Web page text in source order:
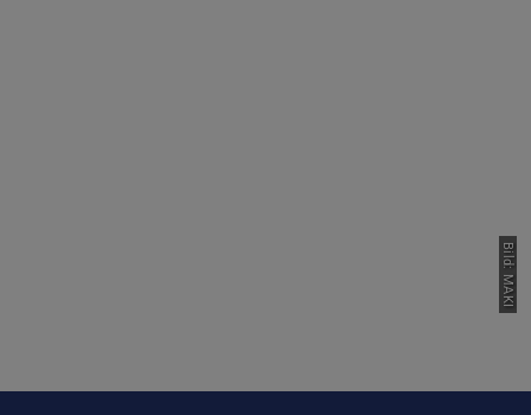
Bild: MAKI